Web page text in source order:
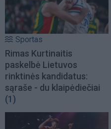
Sportas
Rimas Kurtinaitis
paskelbė Lietuvos
rinktinės kandidatus:
sąraše - du klaipėdiečiai
(1)